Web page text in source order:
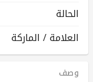
الحالة
العلامة / الماركة
وصف